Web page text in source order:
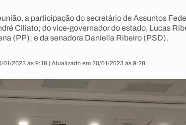
a participação do secretário de Assuntos
Ciliato; do vice-governador do estado, Lucas
(PP); e da senadora Daniella Ribeiro (PSD).
01/2023 às 9:18 | Atualizado em 20/01/2023 às 9:28